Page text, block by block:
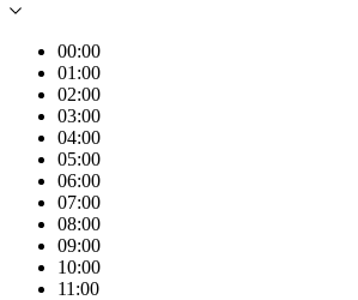
00:00
01:00
02:00
03:00
04:00
05:00
06:00
07:00
08:00
09:00
10:00
11:00